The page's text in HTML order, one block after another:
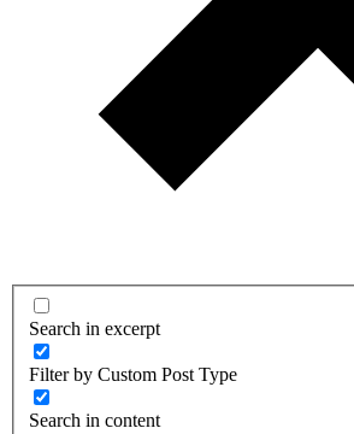
Search in excerpt
Filter by Custom Post Type
Search in content